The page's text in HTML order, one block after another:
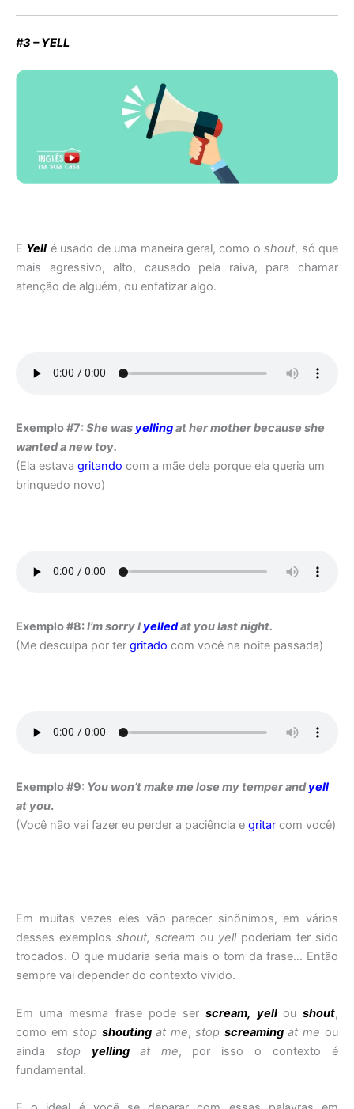
#3 – YELL
E Yell é usado de uma maneira geral, como oshout, só que
mais agressivo, alto, causado pela raiva, para chamar
atenção de alguém, ou enfatizar algo.
Exemplo #7:She was yellingat her mother because she
wanted a new toy.
(Ela estava gritando com a mãe dela porque ela queria um
brinquedo novo)
Exemplo #8:I’m sorry I yelledat you last night.
(Me desculpa por ter gritado com você na noite passada)
Exemplo #9: You won’t make me lose my temper andyell
at you.
(Você não vai fazer eu perder a paciência e gritar com você)
Em muitas vezes eles vão parecer sinônimos, em vários
desses exemplos shout, scream ou yellpoderiam ter sido
trocados. O que mudaria seria mais o tom da frase… Então
sempre vai depender do contexto vivido.
Em uma mesma frase pode serscream, yell oushout,
como em stop shouting at me,stopscreaming at me ou
ainda stop yelling at me, por isso o contexto é
fundamental.